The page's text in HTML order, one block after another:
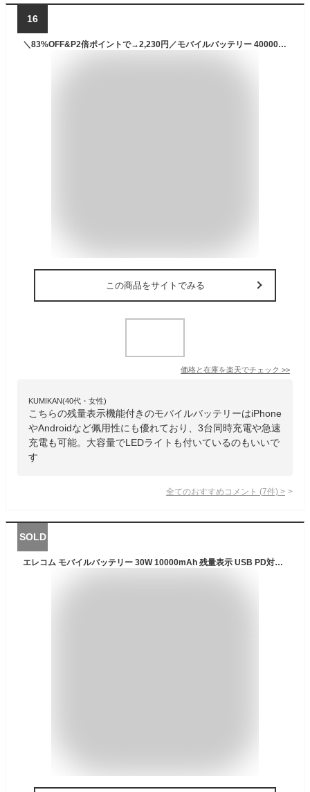
16
＼83%OFF&P2倍ポイントで→2,230円／モバイルバッテリー 40000mAh 大容量 急速充電 3台同時充電 Type-C入出力 LEDライト付き 残量表示 携帯充電器 PSEマーク付 iPad/iPhone/Android全機種対応 スマホ充電器 旅行/出張/アウトドア/キャンプ/停電対策/防災
この商品をサイトでみる
価格と在庫を楽天でチェック >>
KUMIKAN(40代・女性)
こちらの残量表示機能付きのモバイルバッテリーはiPhone
やAndroidなど佩用性にも優れており、3台同時充電や急速
充電も可能。大容量でLEDライトも付いているのもいいで
す
全てのおすすめコメント (7件) >
SOLD
エレコム モバイルバッテリー 30W 10000mAh 残量表示 USB PD対応 3ポート Type-C×2 USB-A×1 ケーブル付属 ブ